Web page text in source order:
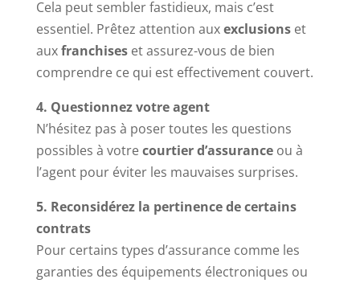
Cela peut sembler fastidieux, mais c’est
essentiel. Prêtez attention auxexclusionset
auxfranchiseset assurez-vous de bien
comprendre ce qui est effectivement couvert.
4. Questionnez votre agent
N’hésitez pas à poser toutes les questions
possibles à votrecourtier d’assuranceou à
l’agent pour éviter les mauvaises surprises.
5. Reconsidérez la pertinence de certains
contrats
Pour certains types d’assurance comme les
garanties des équipements électroniques ou